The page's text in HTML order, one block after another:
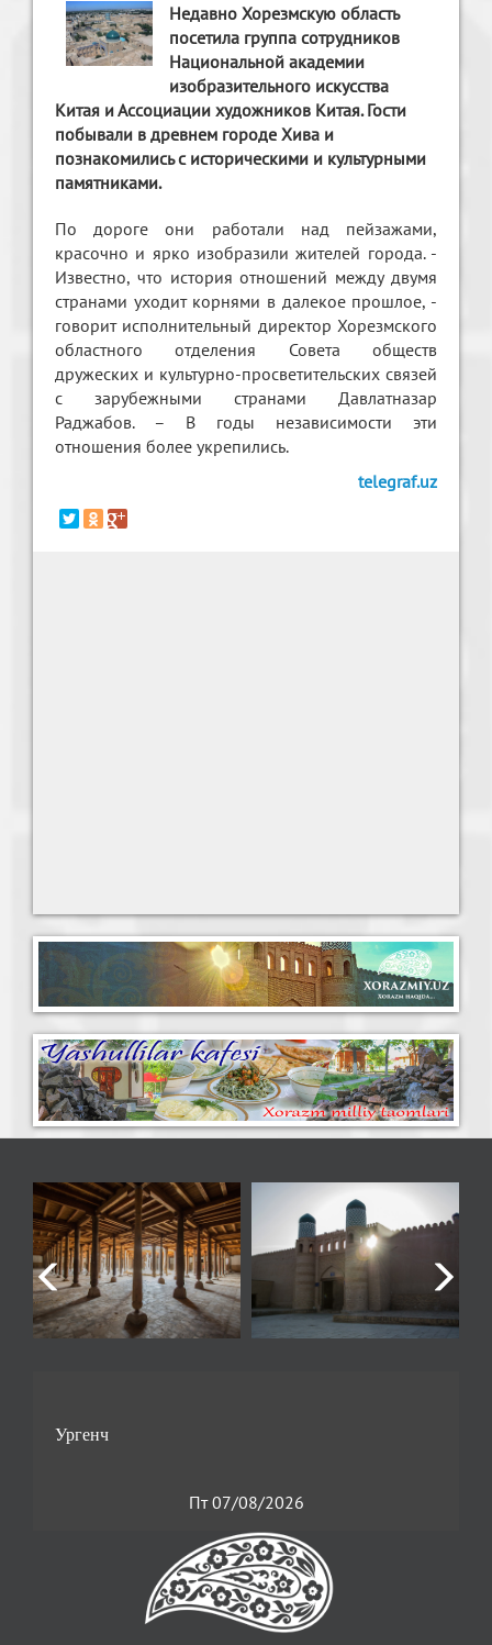
Недавно Хорезмскую область
посетила группа сотрудников
Национальной академии
изобразительного искусства
Китая и Ассоциации художников Китая. Гости
побывали в древнем городе Хива и
познакомились с историческими и культурными
памятниками.
По дороге они работали над пейзажами,
красочно и ярко изобразили жителей города. -
Известно, что история отношений между двумя
странами уходит корнями в далекое прошлое, -
говорит исполнительный директор Хорезмского
областного отделения Совета обществ
дружеских и культурно-просветительских связей
с зарубежными странами Давлатназар
Раджабов. – В годы независимости эти
отношения более укрепились.
telegraf.uz
Пт 07/08/2026